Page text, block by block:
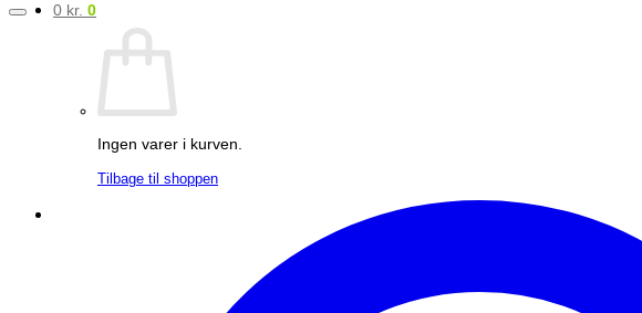
0 kr. 0
Ingen varer i kurven.
Tilbage til shoppen